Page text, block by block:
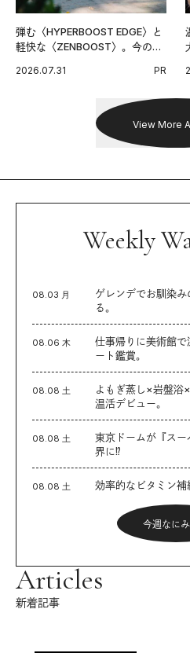
弾む〈HYPERBOOST EDGE〉と
軽快な〈ZENBOOST〉。今の時
出した新機軸。
2026.07.31 PR
View More
Weekly
08.03 月
ゲレンデでお馴染
る。
08.06 木
仕事帰りに美術館
ート鑑賞。
08.08 土
よもぎ蒸し×岩盤浴
温活デビュー。
08.08 土
東京ドームが『ス
界に⁉︎
08.08 土 効率的なビタミン補
今週なにみ
Articles
新着記事